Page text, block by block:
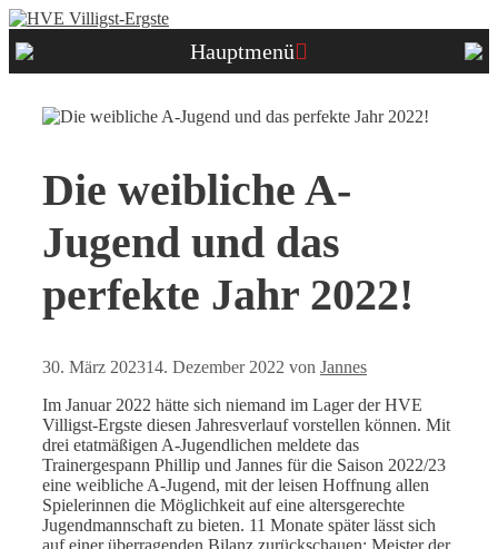
Zum
springen
Hauptmenü
Die weibliche A-
Jugend und das
perfekte Jahr 2022!
30. März 202314. Dezember 2022 von Jannes
Im Januar 2022 hätte sich niemand im Lager der HVE
Villigst-Ergste diesen Jahresverlauf vorstellen können. Mit
drei etatmäßigen A-Jugendlichen meldete das
Trainergespann Phillip und Jannes für die Saison 2022/23
eine weibliche A-Jugend, mit der leisen Hoffnung allen
Spielerinnen die Möglichkeit auf eine altersgerechte
Jugendmannschaft zu bieten. 11 Monate später lässt sich